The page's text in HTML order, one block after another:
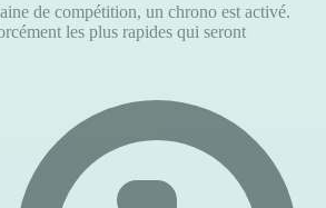
de compétition, un chrono est activé.
les plus rapides qui seront